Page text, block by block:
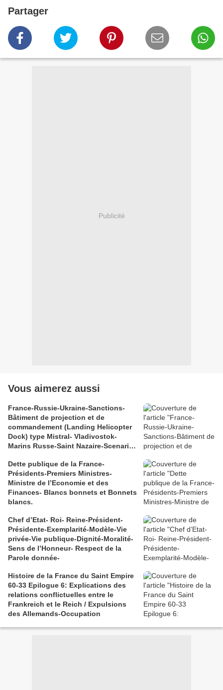
Partager
Publicité
Vous aimerez aussi
France-Russie-Ukraine-Sanctions-
Bâtiment de projection et de
commandement (Landing Helicopter
Dock) type Mistral- Vladivostok-
Marins Russe-Saint Nazaire-Scenario
Dette publique de la France-
Présidents-Premiers Ministres-
Ministre de l’Economie et des
Finances- Blancs bonnets et Bonnets
blancs.
Chef d’Etat- Roi- Reine-Président-
Présidente-Exemplarité-Modèle-Vie
privée-Vie publique-Dignité-Moralité-
Sens de l’Honneur- Respect de la
Parole donnée-
Histoire de la France du Saint Empire
60-33 Epilogue 6: Explications des
relations conflictuelles entre le
Frankreich et le Reich / Expulsions
des Allemands-Occupation